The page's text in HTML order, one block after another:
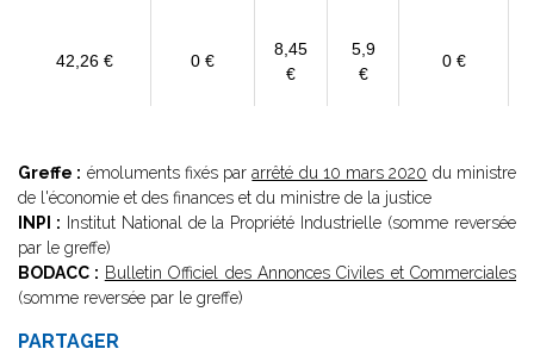
42,26 € 0 €
8,45
€
5,9
€
0 €
Greffe : émoluments fixés pararrêté du 10 mars 2020 du ministre
de l'économie et des finances et du ministre de la justice
INPI : Institut National de la Propriété Industrielle (somme reversée
par le greffe)
BODACC : Bulletin Officiel des Annonces Civiles et Commerciales
(somme reversée par le greffe)
PARTAGER